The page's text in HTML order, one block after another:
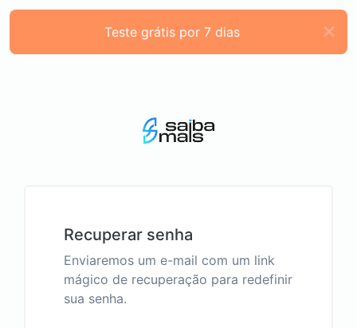
Teste grátis por 7 dias
Recuperar senha
Enviaremos um e-mail com um link
mágico de recuperação para redefinir
sua senha.